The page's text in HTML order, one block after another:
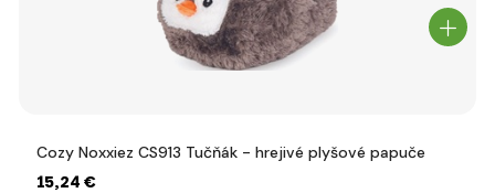
Cozy Noxxiez CS913 Tučňák - hrejivé plyšové papuče
15,24 €